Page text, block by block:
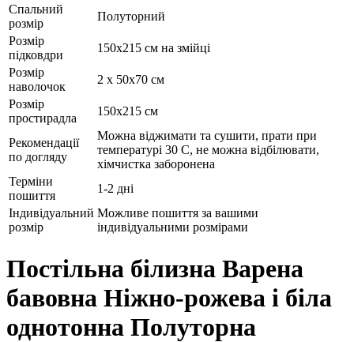
Спальний
розмір
Полуторний
Розмір
підковдри
150х215 см на змійці
Розмір
наволочок
2 х 50х70 см
Розмір
простирадла
150х215 см
Рекомендації
по догляду
Можна віджимати та сушити, прати при
температурі 30 С, не можна відбілювати,
хімчистка заборонена
Терміни
пошиття
1-2 дні
Індивідуальний
розмір
Можливе пошиття за вашими
індивідуальними розмірами
Постільна білизна Варена
бавовна Ніжно-рожева і біла
однотонна Полуторна